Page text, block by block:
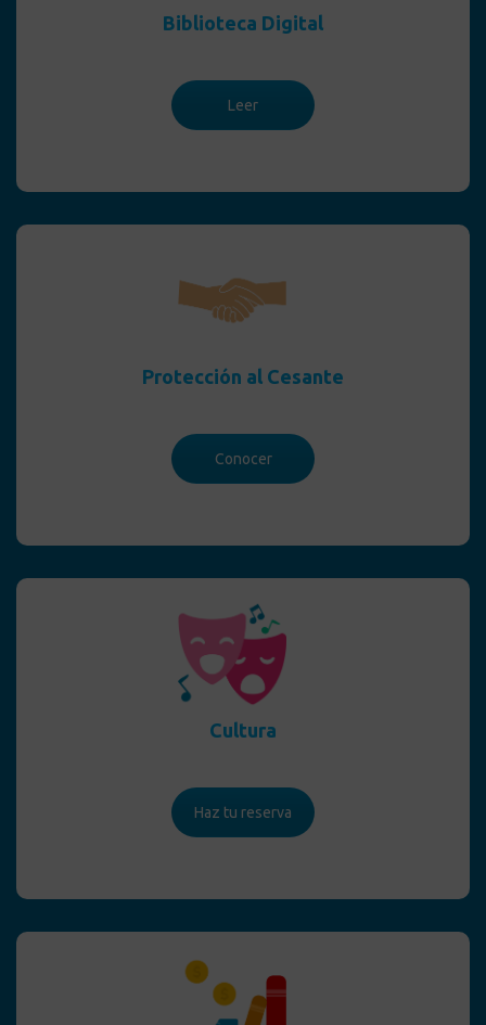
Biblioteca Digital
Leer
Protección al Cesante
Conocer
Cultura
Haz tu reserva